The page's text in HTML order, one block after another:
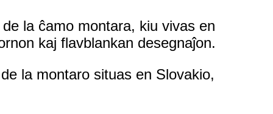
la ĉamo montara, kiu vivas en
kaj flavblankan desegnaĵon.
la montaro situas en Slovakio,